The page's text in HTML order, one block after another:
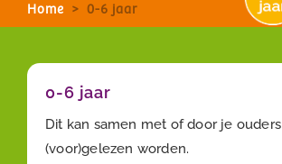
Home > 0-6 jaar
0-6 jaar
Home > 0-6 jaar
Dit kan samen met of door je ouders
(voor)gelezen worden.